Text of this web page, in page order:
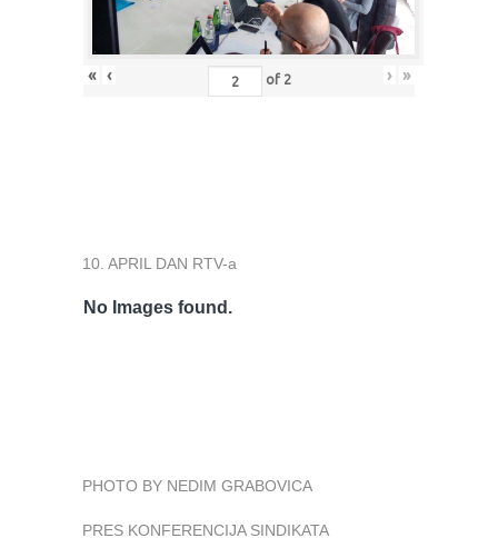
« ‹ of 2 › »
10. APRIL DAN RTV-a
No Images found.
PHOTO BY NEDIM GRABOVICA
PRES KONFERENCIJA SINDIKATA